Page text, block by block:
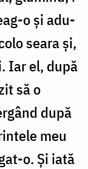
o și adu-
seara și,
Iar el, după
să o
după
meu
o. Și iată